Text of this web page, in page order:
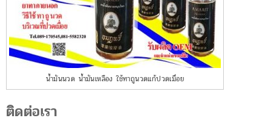
น้ำมันนวด น้ำมันเหลือง ใช้ทาถูนวดแก้ปวดเมื่อย
ติดต่อเรา